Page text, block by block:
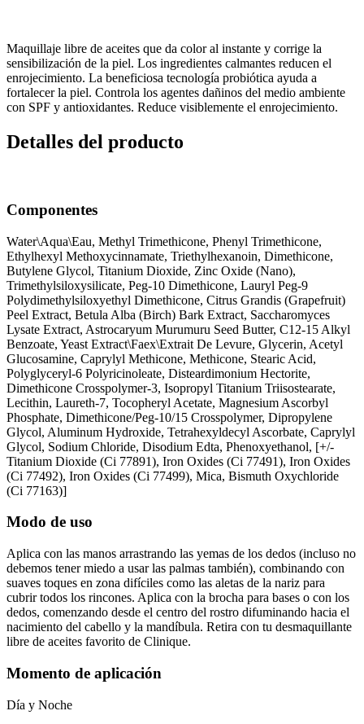
Maquillaje libre de aceites que da color al instante y corrige la
sensibilización de la piel. Los ingredientes calmantes reducen el
enrojecimiento. La beneficiosa tecnología probiótica ayuda a
fortalecer la piel. Controla los agentes dañinos del medio ambiente
con SPF y antioxidantes. Reduce visiblemente el enrojecimiento.
Detalles del producto
Componentes
Water\Aqua\Eau, Methyl Trimethicone, Phenyl Trimethicone,
Ethylhexyl Methoxycinnamate, Triethylhexanoin, Dimethicone,
Butylene Glycol, Titanium Dioxide, Zinc Oxide (Nano),
Trimethylsiloxysilicate, Peg-10 Dimethicone, Lauryl Peg-9
Polydimethylsiloxyethyl Dimethicone, Citrus Grandis (Grapefruit)
Peel Extract, Betula Alba (Birch) Bark Extract, Saccharomyces
Lysate Extract, Astrocaryum Murumuru Seed Butter, C12-15 Alkyl
Benzoate, Yeast Extract\Faex\Extrait De Levure, Glycerin, Acetyl
Glucosamine, Caprylyl Methicone, Methicone, Stearic Acid,
Polyglyceryl-6 Polyricinoleate, Disteardimonium Hectorite,
Dimethicone Crosspolymer-3, Isopropyl Titanium Triisostearate,
Lecithin, Laureth-7, Tocopheryl Acetate, Magnesium Ascorbyl
Phosphate, Dimethicone/Peg-10/15 Crosspolymer, Dipropylene
Glycol, Aluminum Hydroxide, Tetrahexyldecyl Ascorbate, Caprylyl
Glycol, Sodium Chloride, Disodium Edta, Phenoxyethanol, [+/-
Titanium Dioxide (Ci 77891), Iron Oxides (Ci 77491), Iron Oxides
(Ci 77492), Iron Oxides (Ci 77499), Mica, Bismuth Oxychloride
(Ci 77163)]
Modo de uso
Aplica con las manos arrastrando las yemas de los dedos (incluso no
debemos tener miedo a usar las palmas también), combinando con
suaves toques en zona difíciles como las aletas de la nariz para
cubrir todos los rincones. Aplica con la brocha para bases o con los
dedos, comenzando desde el centro del rostro difuminando hacia el
nacimiento del cabello y la mandíbula. Retira con tu desmaquillante
libre de aceites favorito de Clinique.
Momento de aplicación
Día y Noche